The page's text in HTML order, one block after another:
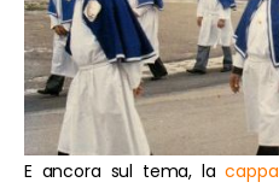
E ancora sul tema, lacappa